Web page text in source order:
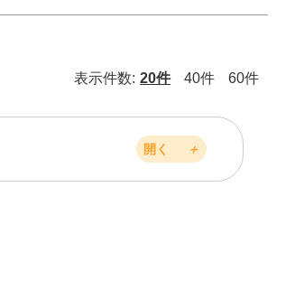
表示件数: 20件 40件 60件
開く ＋